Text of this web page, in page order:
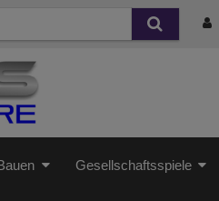
Gesellschaftsspiele